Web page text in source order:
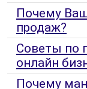
Почему
продаж?
Советы по
онлайн
Почему